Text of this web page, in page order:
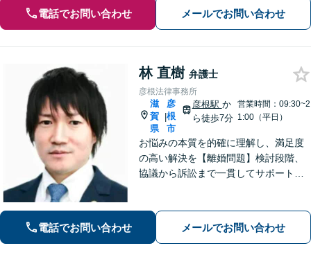
電話でお問い合わせ メールでお問い合わせ
林 直樹 弁護士
彦根法律事務所
滋
賀
県
|
彦
根
市
彦根駅 か
ら徒歩7分
営業時間：09:30~2
1:00（平日）
お悩みの本質を的確に理解し、満足度
の高い解決を【離婚問題】検討段階、
協議から訴訟まで一貫してサポート
求など幅広く対応【オンライン面談】
【彦根駅7分】
電話でお問い合わせ メールでお問い合わせ